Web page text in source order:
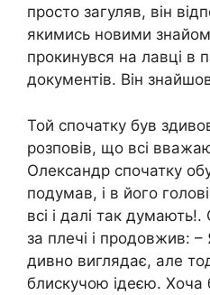
просто загуляв, він
якимись новими
прокинувся на лавці в
документів. Він
Той спочатку був
розповів, що всі
Олександр спочатку
подумав, і в його
всі і далі так
за плечі і продовжив:
дивно виглядає, але
блискучою ідеєю. Хоча